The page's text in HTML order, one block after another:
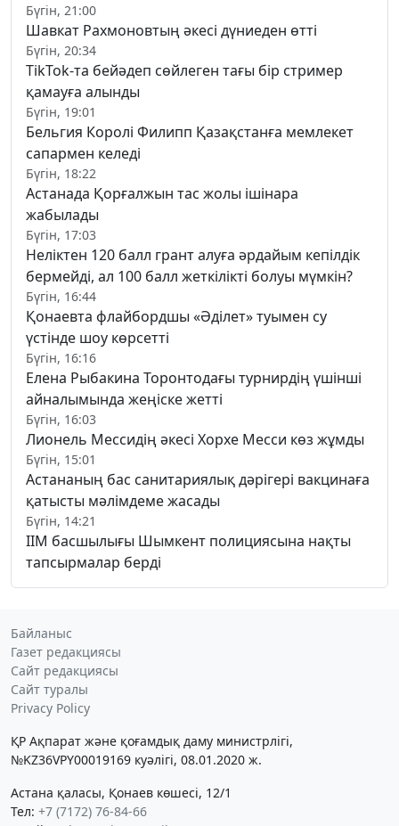
Бүгін, 21:00
Шавкат Рахмоновтың әкесі дүниеден өтті
Бүгін, 20:34
TikTok-та бейәдеп сөйлеген тағы бір стример
қамауға алынды
Бүгін, 19:01
Бельгия Королі Филипп Қазақстанға мемлекет
сапармен келеді
Бүгін, 18:22
Астанада Қорғалжын тас жолы ішінара
жабылады
Бүгін, 17:03
Неліктен 120 балл грант алуға әрдайым кепілдік
бермейді, ал 100 балл жеткілікті болуы мүмкін?
Бүгін, 16:44
Қонаевта флайбордшы «Әділет» туымен су
үстінде шоу көрсетті
Бүгін, 16:16
Елена Рыбакина Торонтодағы турнирдің үшінші
айналымында жеңіске жетті
Бүгін, 16:03
Лионель Мессидің әкесі Хорхе Месси көз жұмды
Бүгін, 15:01
Астананың бас санитариялық дәрігері вакцинаға
қатысты мәлімдеме жасады
Бүгін, 14:21
ІІМ басшылығы Шымкент полициясына нақты
тапсырмалар берді
Байланыс
Газет редакциясы
Сайт редакциясы
Сайт туралы
Privacy Policy
ҚР Ақпарат және қоғамдық даму министрлігі,
№KZ36VPY00019169 куәлігі, 08.01.2020 ж.
Астана қаласы, Қонаев көшесі, 12/1
Тел: +7 (7172) 76-84-66